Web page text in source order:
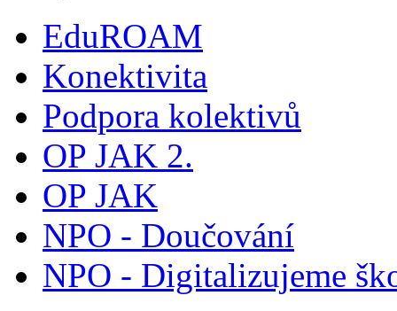
EduROAM
Konektivita
Podpora kolektivů
OP JAK 2.
OP JAK
NPO - Doučování
NPO - Digitalizujeme